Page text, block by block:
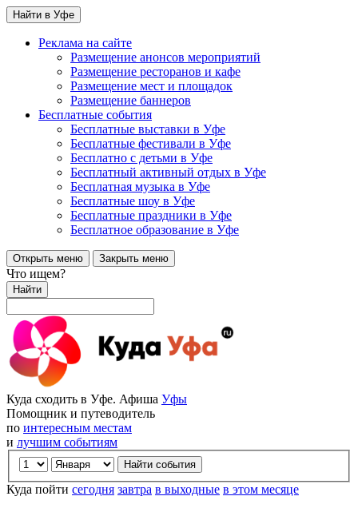
Найти в Уфе
Реклама на сайте
Размещение анонсов мероприятий
Размещение ресторанов и кафе
Размещение мест и площадок
Размещение баннеров
Бесплатные события
Бесплатные выставки в Уфе
Бесплатные фестивали в Уфе
Бесплатно с детьми в Уфе
Бесплатный активный отдых в Уфе
Бесплатная музыка в Уфе
Бесплатные шоу в Уфе
Бесплатные праздники в Уфе
Бесплатное образование в Уфе
Открыть меню Закрыть меню
Что ищем?
Найти
Куда сходить в Уфе. Афиша Уфы
Помощник и путеводитель
по интересным местам
и лучшим событиям
Куда пойти сегодня завтра в выходные в этом месяце